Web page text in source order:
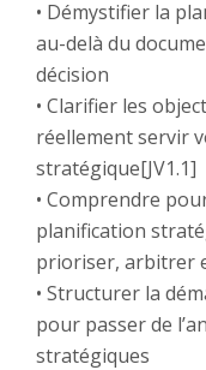
• Démystifier la
au-delà du
décision
• Clarifier les
réellement servir
stratégique[JV1.1]
• Comprendre
planification
prioriser, arbitrer
• Structurer la
pour passer de
stratégiques